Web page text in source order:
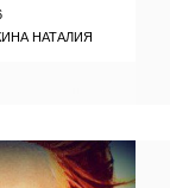
НАТАЛИЯ